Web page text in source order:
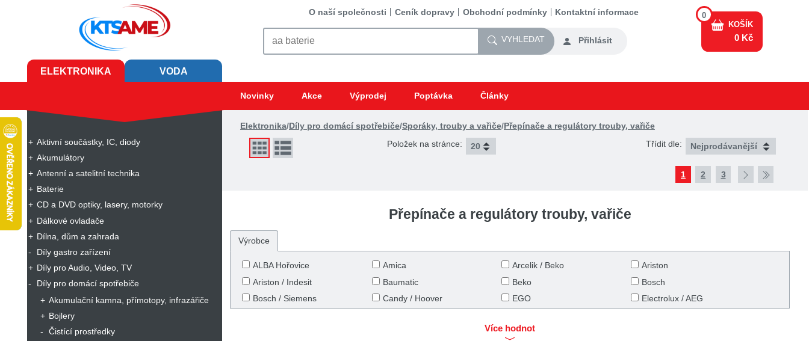
ELEKTRONIKA VODA
O naší společnosti Ceník dopravy Obchodní podmínky Kontaktní informace
Přihlásit
VYHLEDAT
0
KOŠÍK
0 Kč
Novinky Akce Výprodej Poptávka Články
Aktivní součástky, IC, diody
Akumulátory
Antenní a satelitní technika
Baterie
CD a DVD optiky, lasery, motorky
Dálkové ovladače
Dílna, dům a zahrada
Díly gastro zařízení
Díly pro Audio, Video, TV
Díly pro domácí spotřebiče
Akumulační kamna, přímotopy, infrazářiče
Bojlery
Čistící prostředky
Elektronika/Díly pro domácí spotřebiče/Sporáky, trouby a vařiče/Přepínače a regulátory trouby, vařiče
Položek na stránce:
Třídit dle:
1 2 3
Přepínače a regulátory trouby, vařiče
Výrobce
ALBA Hořovice Amica Arcelik / Beko
Ariston
Ariston / Indesit
Baumatic Beko
Bosch
Bosch / Siemens
Candy / Hoover EGO
Electrolux / AEG
Obzor
Více hodnot